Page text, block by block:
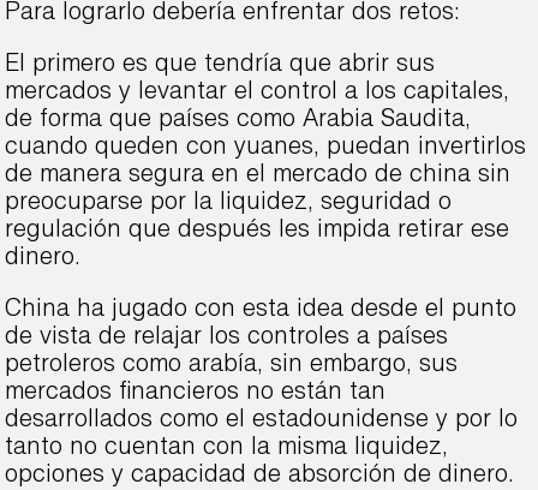
Para lograrlo debería enfrentar dos retos:
El primero es que tendría que abrir sus
mercados y levantar el control a los capitales,
de forma que países como Arabia Saudita,
cuando queden con yuanes, puedan invertirlos
de manera segura en el mercado de china sin
preocuparse por la liquidez, seguridad o
regulación que después les impida retirar ese
dinero.
China ha jugado con esta idea desde el punto
de vista de relajar los controles a países
petroleros como arabía, sin embargo, sus
mercados financieros no están tan
desarrollados como el estadounidense y por lo
tanto no cuentan con la misma liquidez,
opciones y capacidad de absorción de dinero.